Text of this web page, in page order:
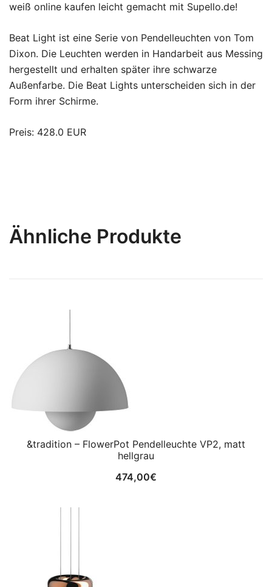
weiß online kaufen leicht gemacht mit Supello.de!
Beat Light ist eine Serie von Pendelleuchten von Tom
Dixon. Die Leuchten werden in Handarbeit aus Messing
hergestellt und erhalten später ihre schwarze
Außenfarbe. Die Beat Lights unterscheiden sich in der
Form ihrer Schirme.
Preis: 428.0 EUR
Ähnliche Produkte
&tradition – FlowerPot Pendelleuchte VP2, matt
hellgrau
474,00€